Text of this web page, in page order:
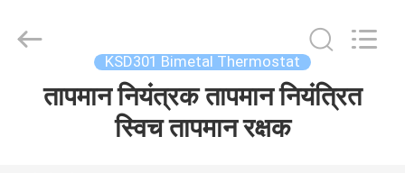
Electric
KSD301 Bimetal Thermostat
तापमान नियंत्रक तापमान नियंत्रित
स्विच तापमान रक्षक